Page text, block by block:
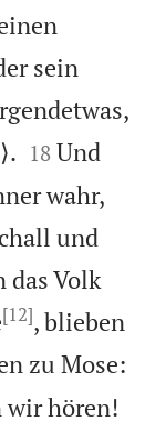
sein


18 Und
wahr,
und
das Volk
[12], blieben
zu Mose:
wir hören!